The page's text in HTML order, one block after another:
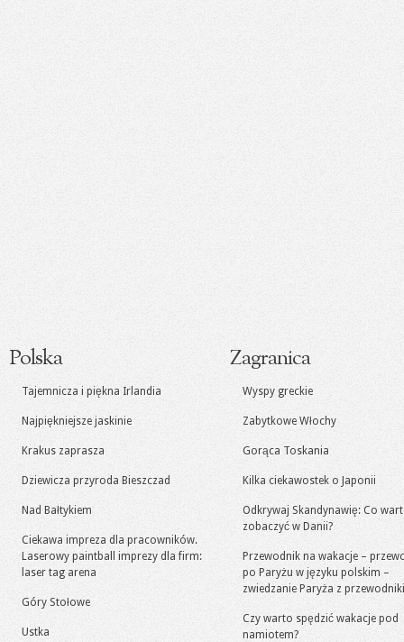
Polska
Tajemnicza i piękna Irlandia
Najpiękniejsze jaskinie
Krakus zaprasza
Dziewicza przyroda Bieszczad
Nad Bałtykiem
Ciekawa impreza dla pracowników.
Laserowy paintball imprezy dla firm:
laser tag arena
Góry Stołowe
Ustka
Zagranica
Wyspy greckie
Zabytkowe Włochy
Gorąca Toskania
Kilka ciekawostek o Japonii
Odkrywaj Skandynawię: Co
zobaczyć w Danii?
Przewodnik na wakacje –
po Paryżu w języku polskim –
zwiedzanie Paryża z
Czy warto spędzić wakacje pod
namiotem?